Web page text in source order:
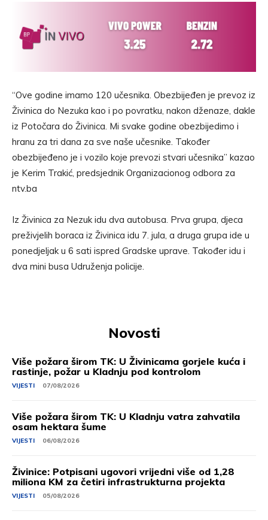
“Ove godine imamo 120 učesnika. Obezbijeđen je prevoz iz
Živinica do Nezuka kao i po povratku, nakon dženaze, dakle
iz Potočara do Živinica. Mi svake godine obezbijedimo i
hranu za tri dana za sve naše učesnike. Također
obezbijeđeno je i vozilo koje prevozi stvari učesnika” kazao
je Kerim Trakić, predsjednik Organizacionog odbora za
ntv.ba
Iz Živinica za Nezuk idu dva autobusa. Prva grupa, djeca
preživjelih boraca iz Živinica idu 7. jula, a druga grupa ide u
ponedjeljak u 6 sati ispred Gradske uprave. Također idu i
dva mini busa Udruženja policije.
Novosti
Više požara širom TK: U Živinicama gorjele kuća i
rastinje, požar u Kladnju pod kontrolom
VIJESTI 07/08/2026
Više požara širom TK: U Kladnju vatra zahvatila
osam hektara šume
VIJESTI 06/08/2026
Živinice: Potpisani ugovori vrijedni više od 1,28
miliona KM za četiri infrastrukturna projekta
VIJESTI 05/08/2026